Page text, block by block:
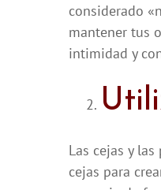
considerado
mantener tus
intimidad y
Las cejas y
cejas para